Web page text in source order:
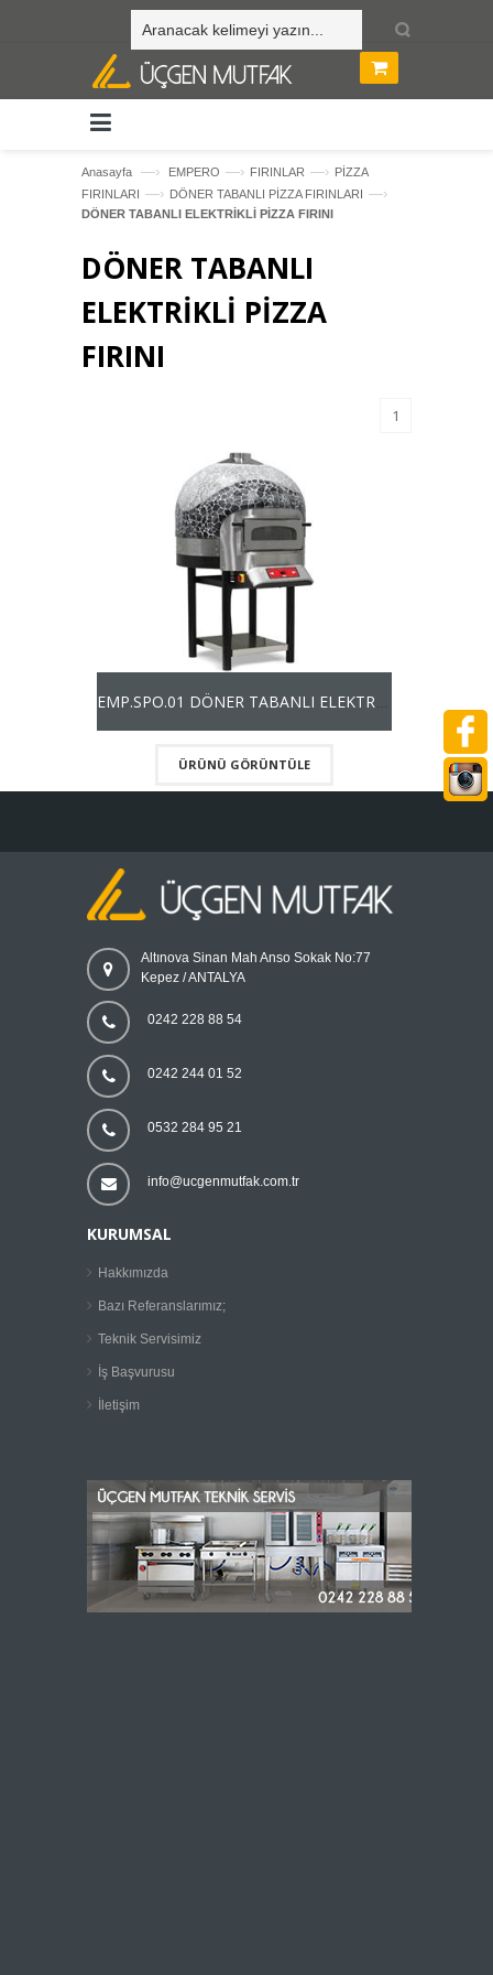
Anasayfa —› EMPERO —› FIRINLAR —› PİZZA
FIRINLARI —› DÖNER TABANLI PİZZA FIRINLARI —›
DÖNER TABANLI ELEKTRİKLİ PİZZA FIRINI
DÖNER TABANLI
ELEKTRİKLİ PİZZA
FIRINI
1
ÜRÜNÜ GÖRÜNTÜLE
Altınova Sinan Mah Anso Sokak No:77
Kepez / ANTALYA
0242 228 88 54
0242 244 01 52
0532 284 95 21
info@ucgenmutfak.com.tr
KURUMSAL
Hakkımızda
Bazı Referanslarımız;
Teknik Servisimiz
İş Başvurusu
İletişim